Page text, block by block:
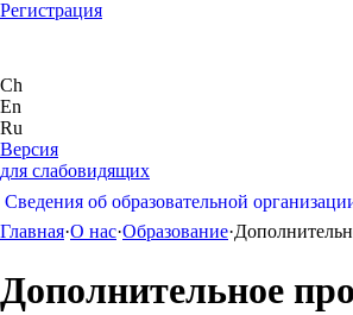
Регистрация
Ch
En
Ru
Версия
для слабовидящих
Сведения об образовательной
Главная·О нас·Образование·
Дополнительное